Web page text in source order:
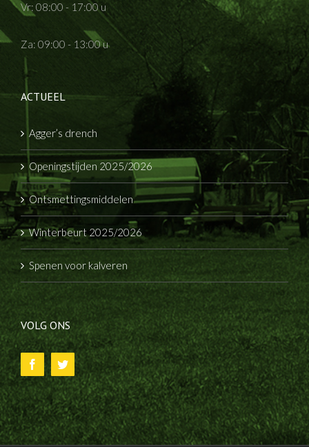
Vr: 08:00 - 17:00 u
Za: 09:00 - 13:00 u
ACTUEEL
Agger’s drench
Openingstijden 2025/2026
Ontsmettingsmiddelen
Winterbeurt 2025/2026
Spenen voor kalveren
VOLG ONS